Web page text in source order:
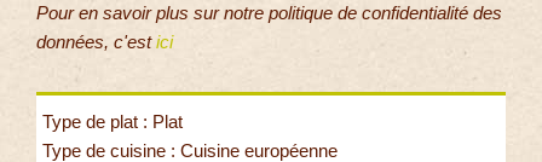
Pour en savoir plus sur notre politique de confidentialité des
données, c'estici
Type de plat : Plat
Type de cuisine : Cuisine européenne